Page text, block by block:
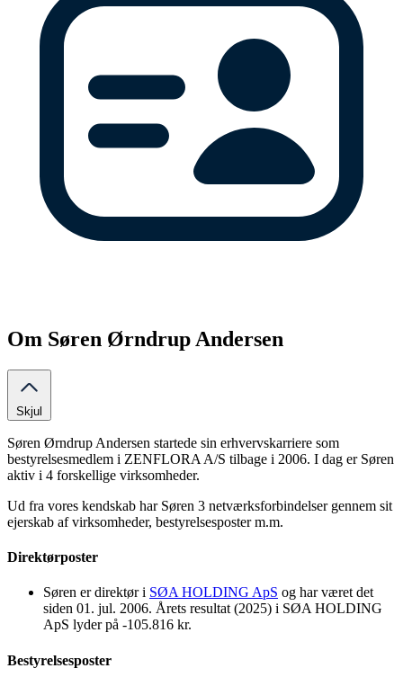
Om Søren Ørndrup Andersen
Skjul
Søren Ørndrup Andersen startede sin erhvervskarriere som
bestyrelsesmedlem i ZENFLORA A/S tilbage i 2006. I dag er Søren
aktiv i 4 forskellige virksomheder.
Ud fra vores kendskab har Søren 3 netværksforbindelser gennem sit
ejerskab af virksomheder, bestyrelsesposter m.m.
Direktørposter
Søren er direktør i SØA HOLDING ApS og har været det
siden 01. jul. 2006. Årets resultat (2025) i SØA HOLDING
ApS lyder på -105.816 kr.
Bestyrelsesposter